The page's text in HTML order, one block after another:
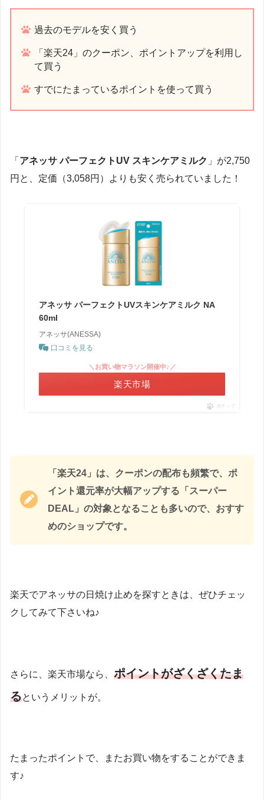
過去のモデルを安く買う
「楽天24」のクーポン、ポイントアップを利用し
て買う
すでにたまっているポイントを使って買う
「 アネッサ パーフェクトUV スキンケアミルク 」が2,750
円と、定価（3,058円）よりも安く売られていました！
アネッサ パーフェクトUVスキンケアミルク NA
60ml
アネッサ(ANESSA)
口コミを見る
＼お買い物マラソン開催中♪／
楽天市場
ポチップ
「楽天24」は、クーポンの配布も頻繁で、ポ
イント還元率が大幅アップする「スーパー
DEAL」の対象となることも多いので、おすす
めのショップです。
楽天でアネッサの日焼け止めを探すときは、ぜひチェッ
クしてみて下さいね♪
さらに、楽天市場なら、 ポイントがざくざくたま
るというメリットが。
たまったポイントで、またお買い物をすることができま
す♪